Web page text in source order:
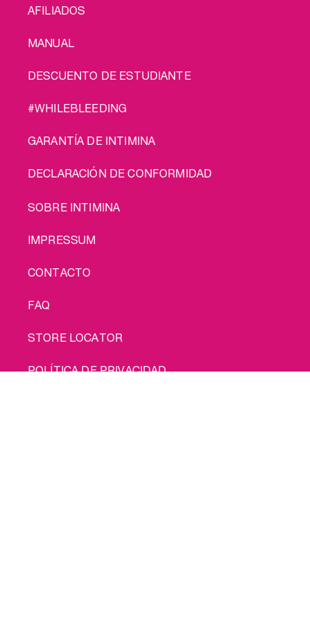
AFILIADOS
MANUAL
DESCUENTO DE ESTUDIANTE
#WHILEBLEEDING
GARANTÍA DE INTIMINA
DECLARACIÓN DE CONFORMIDAD
LEGAL
SOBRE INTIMINA
IMPRESSUM
CONTACTO
FAQ
STORE LOCATOR
POLÍTICA DE PRIVACIDAD